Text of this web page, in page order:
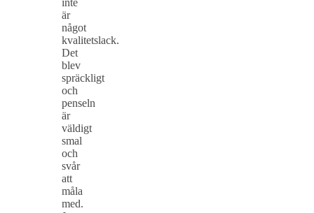
är
något
kvalitetslack.
Det
blev
spräckligt
och
penseln
är
väldigt
smal
och
svår
att
måla
med.